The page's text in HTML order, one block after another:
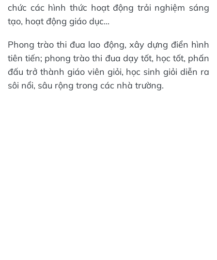
chức các hình thức hoạt động trải nghiệm sáng
tạo, hoạt động giáo dục...
Phong trào thi đua lao động, xây dựng điển hình
tiên tiến; phong trào thi đua dạy tốt, học tốt, phấn
đấu trở thành giáo viên giỏi, học sinh giỏi diễn ra
sôi nổi, sâu rộng trong các nhà trường.